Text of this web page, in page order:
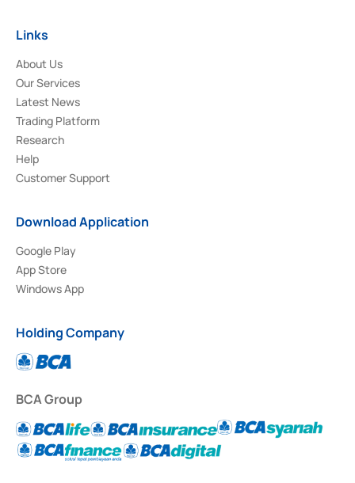
Links
About Us
Our Services
Latest News
Trading Platform
Research
Help
Customer Support
Download Application
Google Play
App Store
Windows App
Holding Company
BCA Group